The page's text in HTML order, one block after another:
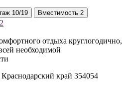
10/19 Вместимость 2
2
отдыха круглогодично,
необходимой
край 354054